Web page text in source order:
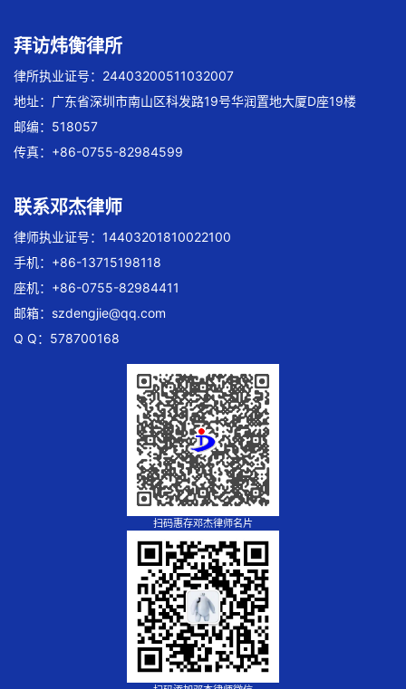
拜访炜衡律所
律所执业证号：24403200511032007
地址：广东省深圳市南山区科发路19号华润置地大厦D座19楼
邮编：518057
传真：+86-0755-82984599
联系邓杰律师
律师执业证号：14403201810022100
手机：+86-13715198118
座机：+86-0755-82984411
邮箱： szdengjie@qq.com
Q Q：578700168
扫码惠存邓杰律师名片